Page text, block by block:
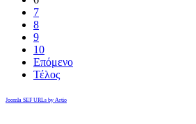
7
8
9
10
Επόμενο
Τέλος
Joomla SEF URLs by Artio